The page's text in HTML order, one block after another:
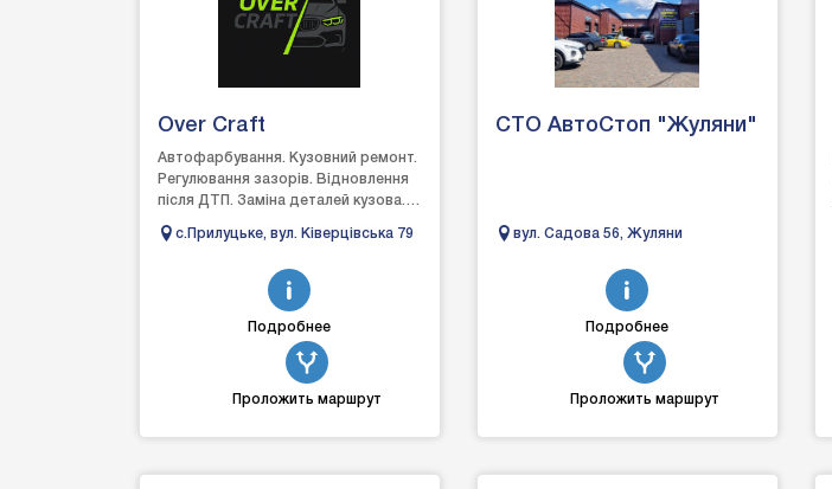
Over Craft
Автофарбування. Кузовний ремонт.
Регулювання зазорів. Відновлення
після ДТП. Заміна деталей кузова.
Зварювання алюм...
с.Прилуцьке, вул. Ківерцівська 79
Подробнее
Проложить маршрут
СТО АвтоСтоп "Жуляни"
вул. Садова 56, Жуляни
Подробнее
Проложить маршрут